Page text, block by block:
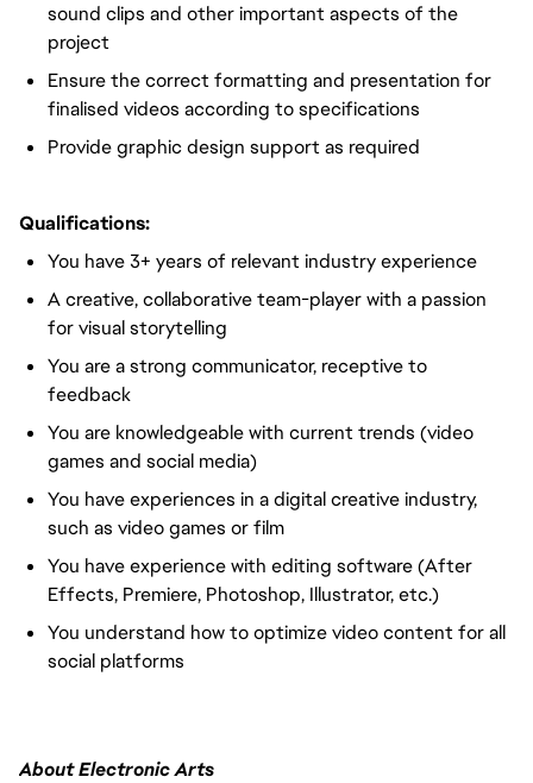
sound clips and other important aspects of the
project
Ensure the correct formatting and presentation for
finalised videos according to specifications
Provide graphic design support as required
Qualifications:
You have 3+ years of relevant industry experience
A creative, collaborative team-player with a passion
for visual storytelling
You are a strong communicator, receptive to
feedback
You are knowledgeable with current trends (video
games and social media)
You have experiences in a digital creative industry,
such as video games or film
You have experience with editing software (After
Effects, Premiere, Photoshop, Illustrator, etc.)
You understand how to optimize video content for all
social platforms
About Electronic Arts